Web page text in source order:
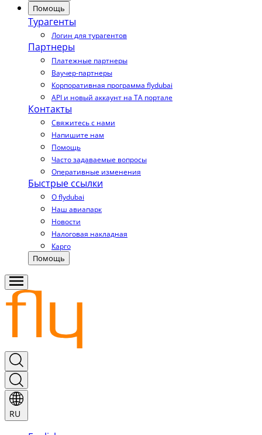
Помощь
Турагенты
Логин для турагентов
Партнеры
Платежные партнеры
Ваучер-партнеры
Корпоративная программа flydubai
API и новый аккаунт на TA портале
Контакты
Свяжитесь с нами
Напишите нам
Помощь
Часто задаваемые вопросы
Оперативные изменения
Быстрые ссылки
О flydubai
Наш авиапарк
Новости
Налоговая накладная
Карго
Помощь
RU